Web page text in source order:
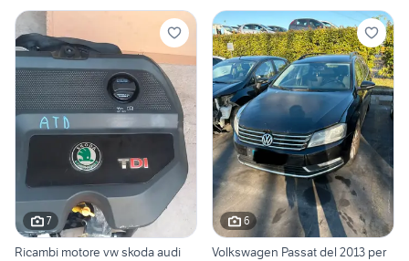
7
Ricambi motore vw skoda audi
6
Volkswagen Passat del 2013 per